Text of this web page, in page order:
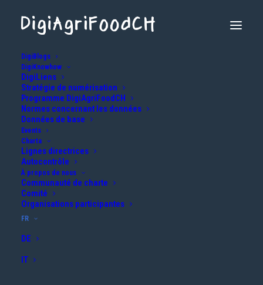
DigiBlogs
DigiKnowhow
DigiLiens
Stratégie de numérisation
Programme DigiAgriFoodCH
Normes concernant les données
Données de base
Events
Charta
Lignes directrices
Autocontrôle
À propos de nous
Communauté de charte
Comité
Organisations participantes
FR
DE
IT
Numérisation de la paie du lait: Plus de
transparence entre les acheteurs et
les producteurs
24 JANVIER 2025 | INAGRICULTURE